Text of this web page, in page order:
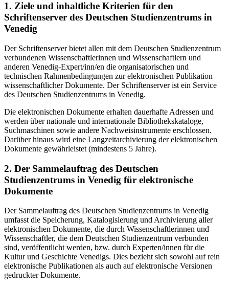
1. Ziele und inhaltliche Kriterien für den
Schriftenserver des Deutschen Studienzentrums in
Venedig
Der Schriftenserver bietet allen mit dem Deutschen Studienzentrum
verbundenen Wissenschaftlerinnen und Wissenschaftlern und
anderen Venedig-Expert/inn/en die organisatorischen und
technischen Rahmenbedingungen zur elektronischen Publikation
wissenschaftlicher Dokumente. Der Schriftenserver ist ein Service
des Deutschen Studienzentrums in Venedig.
Die elektronischen Dokumente erhalten dauerhafte Adressen und
werden über nationale und internationale Bibliothekskataloge,
Suchmaschinen sowie andere Nachweisinstrumente erschlossen.
Darüber hinaus wird eine Langzeitarchivierung der elektronischen
Dokumente gewährleistet (mindestens 5 Jahre).
2. Der Sammelauftrag des Deutschen
Studienzentrums in Venedig für elektronische
Dokumente
Der Sammelauftrag des Deutschen Studienzentrums in Venedig
umfasst die Speicherung, Katalogisierung und Archivierung aller
elektronischen Dokumente, die durch Wissenschaftlerinnen und
Wissenschaftler, die dem Deutschen Studienzentrum verbunden
sind, veröffentlicht werden, bzw. durch Experten/innen für die
Kultur und Geschichte Venedigs. Dies bezieht sich sowohl auf rein
elektronische Publikationen als auch auf elektronische Versionen
gedruckter Dokumente.